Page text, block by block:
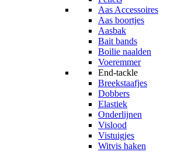
Aas Accessoires
Aas boortjes
Aasbak
Bait bands
Boilie naalden
Voeremmer
End-tackle
Breekstaafjes
Dobbers
Elastiek
Onderlijnen
Vislood
Vistuigjes
Witvis haken